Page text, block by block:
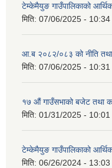
टेम्केमैयुङ गाउँपालिकाको
मिति: 07/06/2025 - 10:34
आ.ब २०८२/०८३ को नीति तथा
मिति: 07/06/2025 - 10:31
१७ औं गाउँसभाको बजेट तथा
मिति: 01/31/2025 - 10:01
टेम्केमैयुङ गाउँपालिकाको
मिति: 06/26/2024 - 13:03